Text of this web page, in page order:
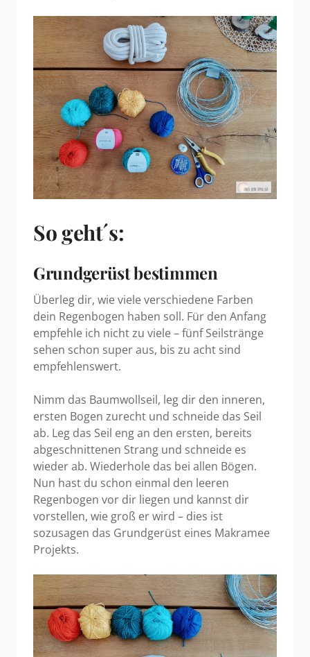
So geht´s:
Grundgerüst bestimmen
Überleg dir, wie viele verschiedene Farben
dein Regenbogen haben soll. Für den Anfang
empfehle ich nicht zu viele – fünf Seilstränge
sehen schon super aus, bis zu acht sind
empfehlenswert.
Nimm das Baumwollseil, leg dir den inneren,
ersten Bogen zurecht und schneide das Seil
ab. Leg das Seil eng an den ersten, bereits
abgeschnittenen Strang und schneide es
wieder ab. Wiederhole das bei allen Bögen.
Nun hast du schon einmal den leeren
Regenbogen vor dir liegen und kannst dir
vorstellen, wie groß er wird – dies ist
sozusagen das Grundgerüst eines Makramee
Projekts.